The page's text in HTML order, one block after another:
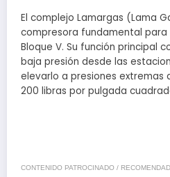
El complejo Lamargas (Lama
compresora fundamental
Bloque V. Su función principal
baja presión desde las
elevarlo a presiones extremas
200 libras por pulgada
CONTENIDO PATROCINADO /